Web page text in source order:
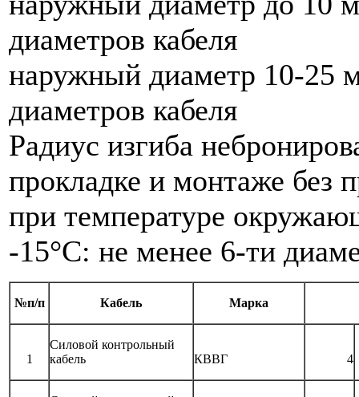
диаметров кабеля
наружный диаметр 10-25
диаметров кабеля
Радиус изгиба
прокладке и монтаже без
при температуре
-15°С: не менее 6-ти
№п/п Кабель Марка
1
Силовой контрольный
кабель
КВВГ 4